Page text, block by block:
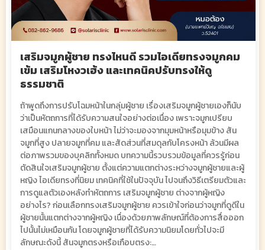
เสริมจมูกผู้ชาย ทรงไหนดี รวมไอเดียทรงจมูกคม
เข้ม เสริมโหงวเฮ้ง และเทคนิคปรับทรงให้ดู
ธรรมชาติ
ถ้าพูดถึงการปรับโฉมหน้าในกลุ่มผู้ชาย เรื่องเสริมจมูกผู้ชายเองก็นับ
ว่าเป็นหัตถการที่ได้รับความสนใจอย่างต่อเนื่อง เพราะจมูกเปรียบ
เสมือนแกนกลางของใบหน้า ไม่ว่าจะมองจากมุมหน้าหรือมุมข้าง สัน
จมูกที่สูง ปลายจมูกที่คม และสัดส่วนที่สมดุลกับโครงหน้า ล้วนมีผล
ต่อภาพรวมของบุคลิกทั้งหมด บทความนี้รวบรวมข้อมูลที่ควรรู้ก่อน
ตัดสินใจเสริมจมูกผู้ชาย ตั้งแต่ความแตกต่างระหว่างจมูกผู้ชายและผู้
หญิง ไอเดียทรงที่นิยม เทคนิคที่ใช้ในปัจจุบัน ไปจนถึงวิธีเตรียมตัวและ
การดูแลตัวเองหลังทำหัตถการ เสริมจมูกผู้ชาย ต่างจากผู้หญิง
อย่างไร? ก่อนเลือกทรงเสริมจมูกผู้ชาย ควรเข้าใจก่อนว่าจมูกที่ดูดีใน
ผู้ชายนั้นแตกต่างจากผู้หญิง เนื่องด้วยภาพลักษณ์ที่ต้องการสื่อออก
ไปนั้นไม่เหมือนกัน โดยจมูกผู้ชายที่ได้รับความนิยมโดยทั่วไปจะมี
ลักษณะดังนี้ สันจมูกตรงหรือเกือบตรง:…